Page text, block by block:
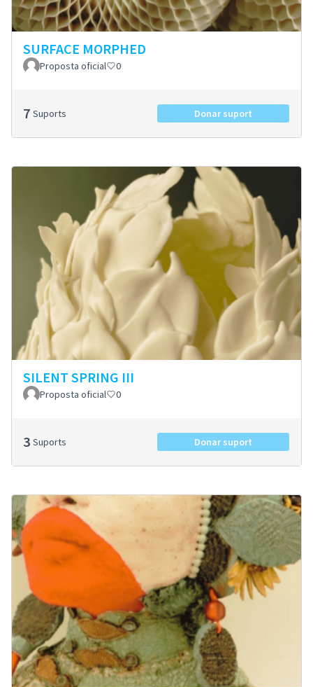
SURFACE MORPHED
Proposta oficial 0
7 Suports Donar suport
SILENT SPRING III
Proposta oficial 0
3 Suports Donar suport